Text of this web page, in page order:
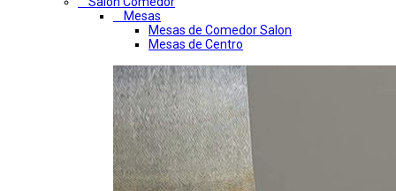
Mesas
Mesas de Comedor Salon
Mesas de Centro